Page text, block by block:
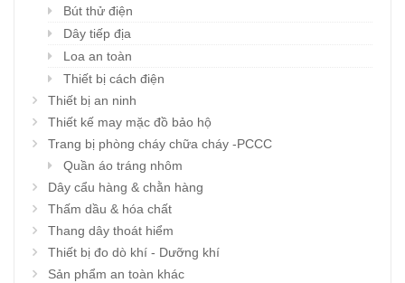
Bút thử điện
Dây tiếp địa
Loa an toàn
Thiết bị cách điện
Thiết bị an ninh
Thiết kế may mặc đồ bảo hộ
Trang bị phòng cháy chữa cháy -PCCC
Quần áo tráng nhôm
Dây cẩu hàng & chằn hàng
Thấm dầu & hóa chất
Thang dây thoát hiểm
Thiết bị đo dò khí - Dưỡng khí
Sản phẩm an toàn khác